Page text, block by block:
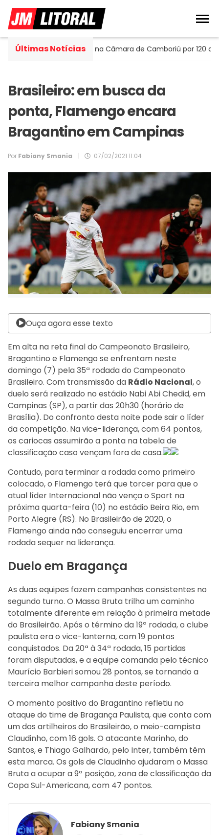
Últimas Notícias
assume cadeira na Câmara de Camboriú por 120 dias
Brasileiro: em busca da
ponta, Flamengo encara
Bragantino em Campinas
Por Fabiany Smania 07/02/2021 11:04
Ouça agora esse texto
Em alta na reta final do Campeonato Brasileiro,
Bragantino e Flamengo se enfrentam neste
domingo (7) pela 35ª rodada do Campeonato
Brasileiro. Com transmissão da Rádio Nacional, o
duelo será realizado no estádio Nabi Abi Chedid, em
Campinas (SP), a partir das 20h30 (horário de
Brasília). Do confronto desta noite pode sair o líder
da competição. Na vice-liderança, com 64 pontos,
os cariocas assumirão a ponta na tabela de
classificação caso vençam fora de casa.
Contudo, para terminar a rodada como primeiro
colocado, o Flamengo terá que torcer para que o
atual líder Internacional não vença o Sport na
próxima quarta-feira (10) no estádio Beira Rio, em
Porto Alegre (RS). No Brasileirão de 2020, o
Flamengo ainda não conseguiu encerrar uma
rodada sequer na liderança.
Duelo em Bragança
As duas equipes fazem campanhas consistentes no
segundo turno. O Massa Bruta trilha um caminho
totalmente diferente em relação à primeira metade
do Brasileirão. Após o término da 19ª rodada, o clube
paulista era o vice-lanterna, com 19 pontos
conquistados. Da 20ª à 34ª rodada, 15 partidas
foram disputadas, e a equipe comanda pelo técnico
Maurício Barbieri somou 28 pontos, se tornando a
terceira melhor campanha deste período.
O momento positivo do Bragantino refletiu no
ataque do time de Bragança Paulista, que conta com
um dos artilheiros do Brasileirão, o meio-campista
Claudinho, com 16 gols. O atacante Marinho, do
Santos, e Thiago Galhardo, pelo Inter, também têm
esta marca. Os gols de Claudinho ajudaram o Massa
Bruta a ocupar a 9ª posição, zona de classificação da
Copa Sul-Americana, com 47 pontos.
Fabiany Smania